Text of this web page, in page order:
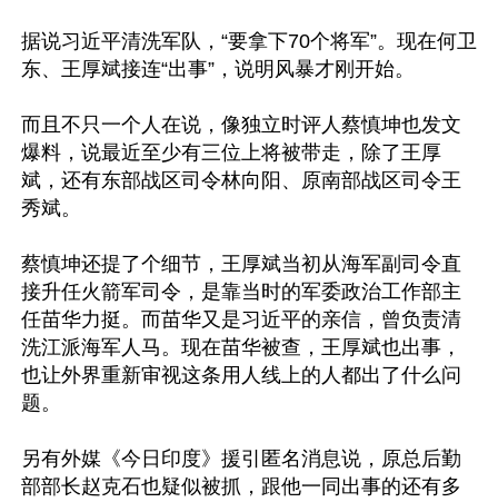
据说习近平清洗军队，“要拿下70个将军”。现在何卫
东、王厚斌接连“出事”，说明风暴才刚开始。
而且不只一个人在说，像独立时评人蔡慎坤也发文
爆料，说最近至少有三位上将被带走，除了王厚
斌，还有东部战区司令林向阳、原南部战区司令王
秀斌。
蔡慎坤还提了个细节，王厚斌当初从海军副司令直
接升任火箭军司令，是靠当时的军委政治工作部主
任苗华力挺。而苗华又是习近平的亲信，曾负责清
洗江派海军人马。现在苗华被查，王厚斌也出事，
也让外界重新审视这条用人线上的人都出了什么问
题​。
另有外媒《今日印度》援引匿名消息说，原总后勤
部部长赵克石也疑似被抓，跟他一同出事的还有多